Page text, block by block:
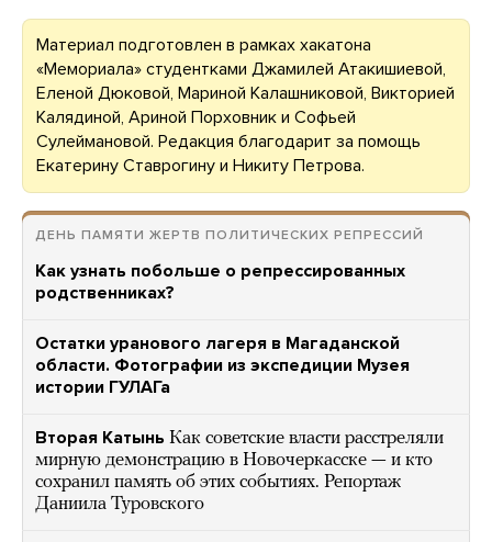
Материал подготовлен в рамках хакатона
«Мемориала» студентками Джамилей Атакишиевой,
Еленой Дюковой, Мариной Калашниковой, Викторией
Калядиной, Ариной Порховник и Софьей
Сулеймановой. Редакция благодарит за помощь
Екатерину Ставрогину и Никиту Петрова.
ДЕНЬ ПАМЯТИ ЖЕРТВ ПОЛИТИЧЕСКИХ РЕПРЕССИЙ
Как узнать побольше о репрессированных
родственниках?
Остатки уранового лагеря в Магаданской
области. Фотографии из экспедиции Музея
истории ГУЛАГа
Вторая Катынь Как советские власти расстреляли
мирную демонстрацию в Новочеркасске — и кто
сохранил память об этих событиях. Репортаж
Даниила Туровского